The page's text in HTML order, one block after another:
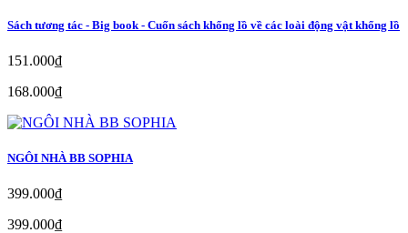
Sách tương tác - Big book - Cuốn sách khổng lồ về các loài động vật khổng lồ
151.000₫
168.000₫
NGÔI NHÀ BB SOPHIA
399.000₫
399.000₫